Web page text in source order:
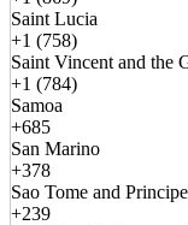
Saint Lucia
+1 (758)
Saint Vincent and the
+1 (784)
Samoa
+685
San Marino
+378
Sao Tome and
+239